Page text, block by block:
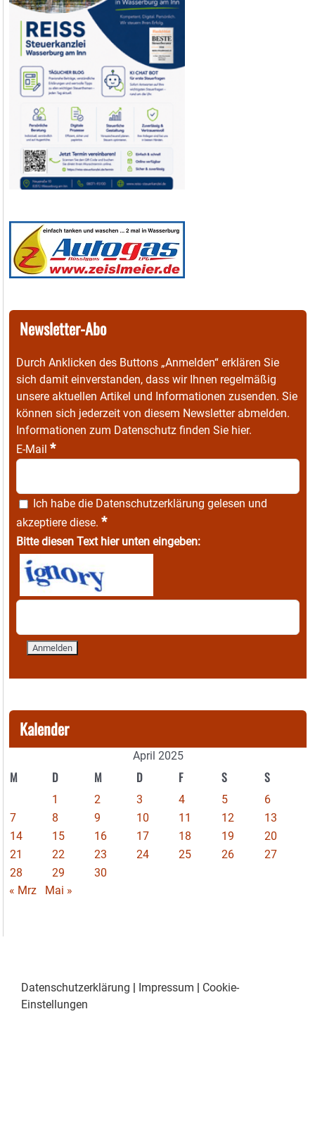
Newsletter-Abo
Durch Anklicken des Buttons „Anmelden“ erklären Sie
sich damit einverstanden, dass wir Ihnen regelmäßig
unsere aktuellen Artikel und Informationen zusenden. Sie
können sich jederzeit von diesem Newsletter abmelden.
Informationen zum Datenschutz finden Sie hier.
E-Mail *
Ich habe die Datenschutzerklärung gelesen und
akzeptiere diese. *
Bitte diesen Text hier unten eingeben:
Kalender
April 2025
M D M D F S S
1 2 3 4 5
6
7
8 9 10 11 12
13
14
15 16 17 18 19
20
21
22 23 24 25 26
27
28
29
30
« Mrz
Mai »
Datenschutzerklärung | Impressum | Cookie-
Einstellungen